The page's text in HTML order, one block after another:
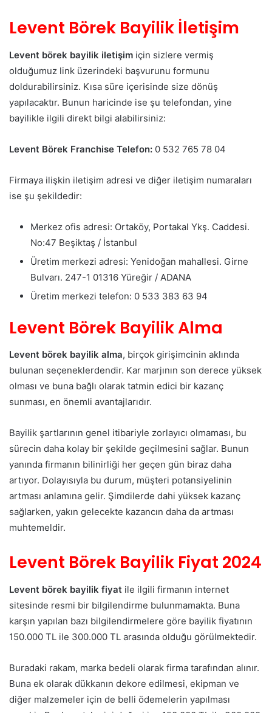
Levent Börek Bayilik İletişim
Levent börek bayilik iletişim için sizlere vermiş
olduğumuz link üzerindeki başvurunu formunu
doldurabilirsiniz. Kısa süre içerisinde size dönüş
yapılacaktır. Bunun haricinde ise şu telefondan, yine
bayilikle ilgili direkt bilgi alabilirsiniz:
Levent Börek Franchise Telefon: 0 532 765 78 04
Firmaya ilişkin iletişim adresi ve diğer iletişim numaraları
ise şu şekildedir:
Merkez ofis adresi: Ortaköy, Portakal Ykş. Caddesi.
No:47 Beşiktaş / İstanbul
Üretim merkezi adresi: Yenidoğan mahallesi. Girne
Bulvarı. 247-1 01316 Yüreğir / ADANA
Üretim merkezi telefon: 0 533 383 63 94
Levent Börek Bayilik Alma
Levent börek bayilik alma, birçok girişimcinin aklında
bulunan seçeneklerdendir. Kar marjının son derece yüksek
olması ve buna bağlı olarak tatmin edici bir kazanç
sunması, en önemli avantajlarıdır.
Bayilik şartlarının genel itibariyle zorlayıcı olmaması, bu
sürecin daha kolay bir şekilde geçilmesini sağlar. Bunun
yanında firmanın bilinirliği her geçen gün biraz daha
artıyor. Dolayısıyla bu durum, müşteri potansiyelinin
artması anlamına gelir. Şimdilerde dahi yüksek kazanç
sağlarken, yakın gelecekte kazancın daha da artması
muhtemeldir.
Levent Börek Bayilik Fiyat 2024
Levent börek bayilik fiyat ile ilgili firmanın internet
sitesinde resmi bir bilgilendirme bulunmamakta. Buna
karşın yapılan bazı bilgilendirmelere göre bayilik fiyatının
150.000 TL ile 300.000 TL arasında olduğu görülmektedir.
Buradaki rakam, marka bedeli olarak firma tarafından alınır.
Buna ek olarak dükkanın dekore edilmesi, ekipman ve
diğer malzemeler için de belli ödemelerin yapılması